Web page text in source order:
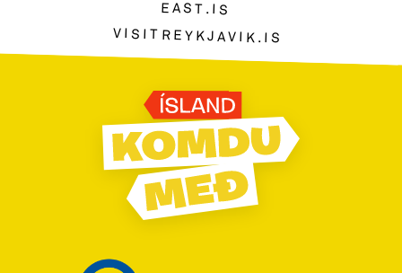
EAST.IS
VISITREYKJAVIK.IS